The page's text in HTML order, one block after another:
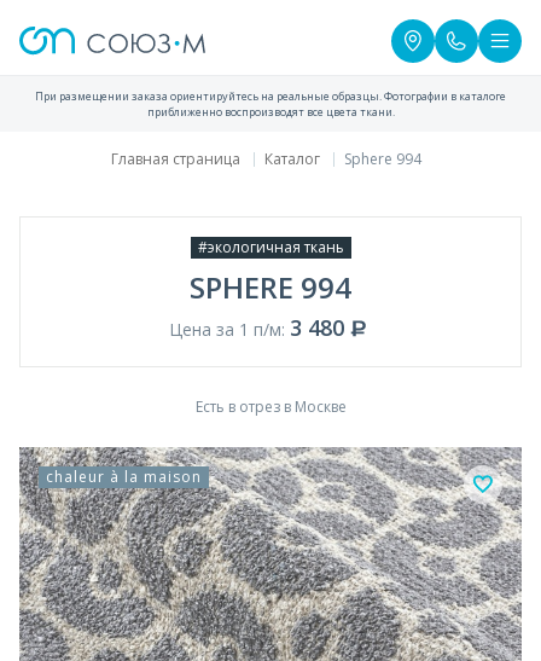
При размещении заказа ориентируйтесь на реальные образцы. Фотографии в каталоге
приближенно воспроизводят все цвета ткани.
Главная страница Каталог Sphere 994
#экологичная ткань
SPHERE 994
Цена за 1 п/м: 3 480
Есть в отрез в Москве
chaleur à la maison